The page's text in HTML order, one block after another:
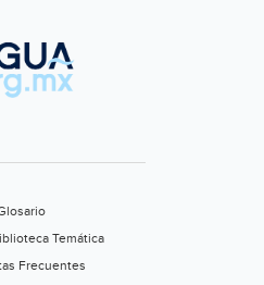
Temática
Frecuentes